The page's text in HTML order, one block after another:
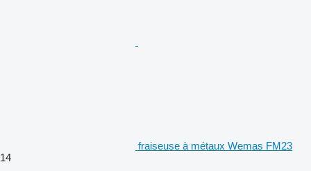
fraiseuse à métaux Wemas FM23
14